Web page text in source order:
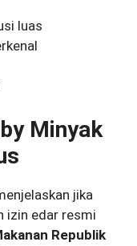
luas
Minyak
jika
izin edar resmi
Republik